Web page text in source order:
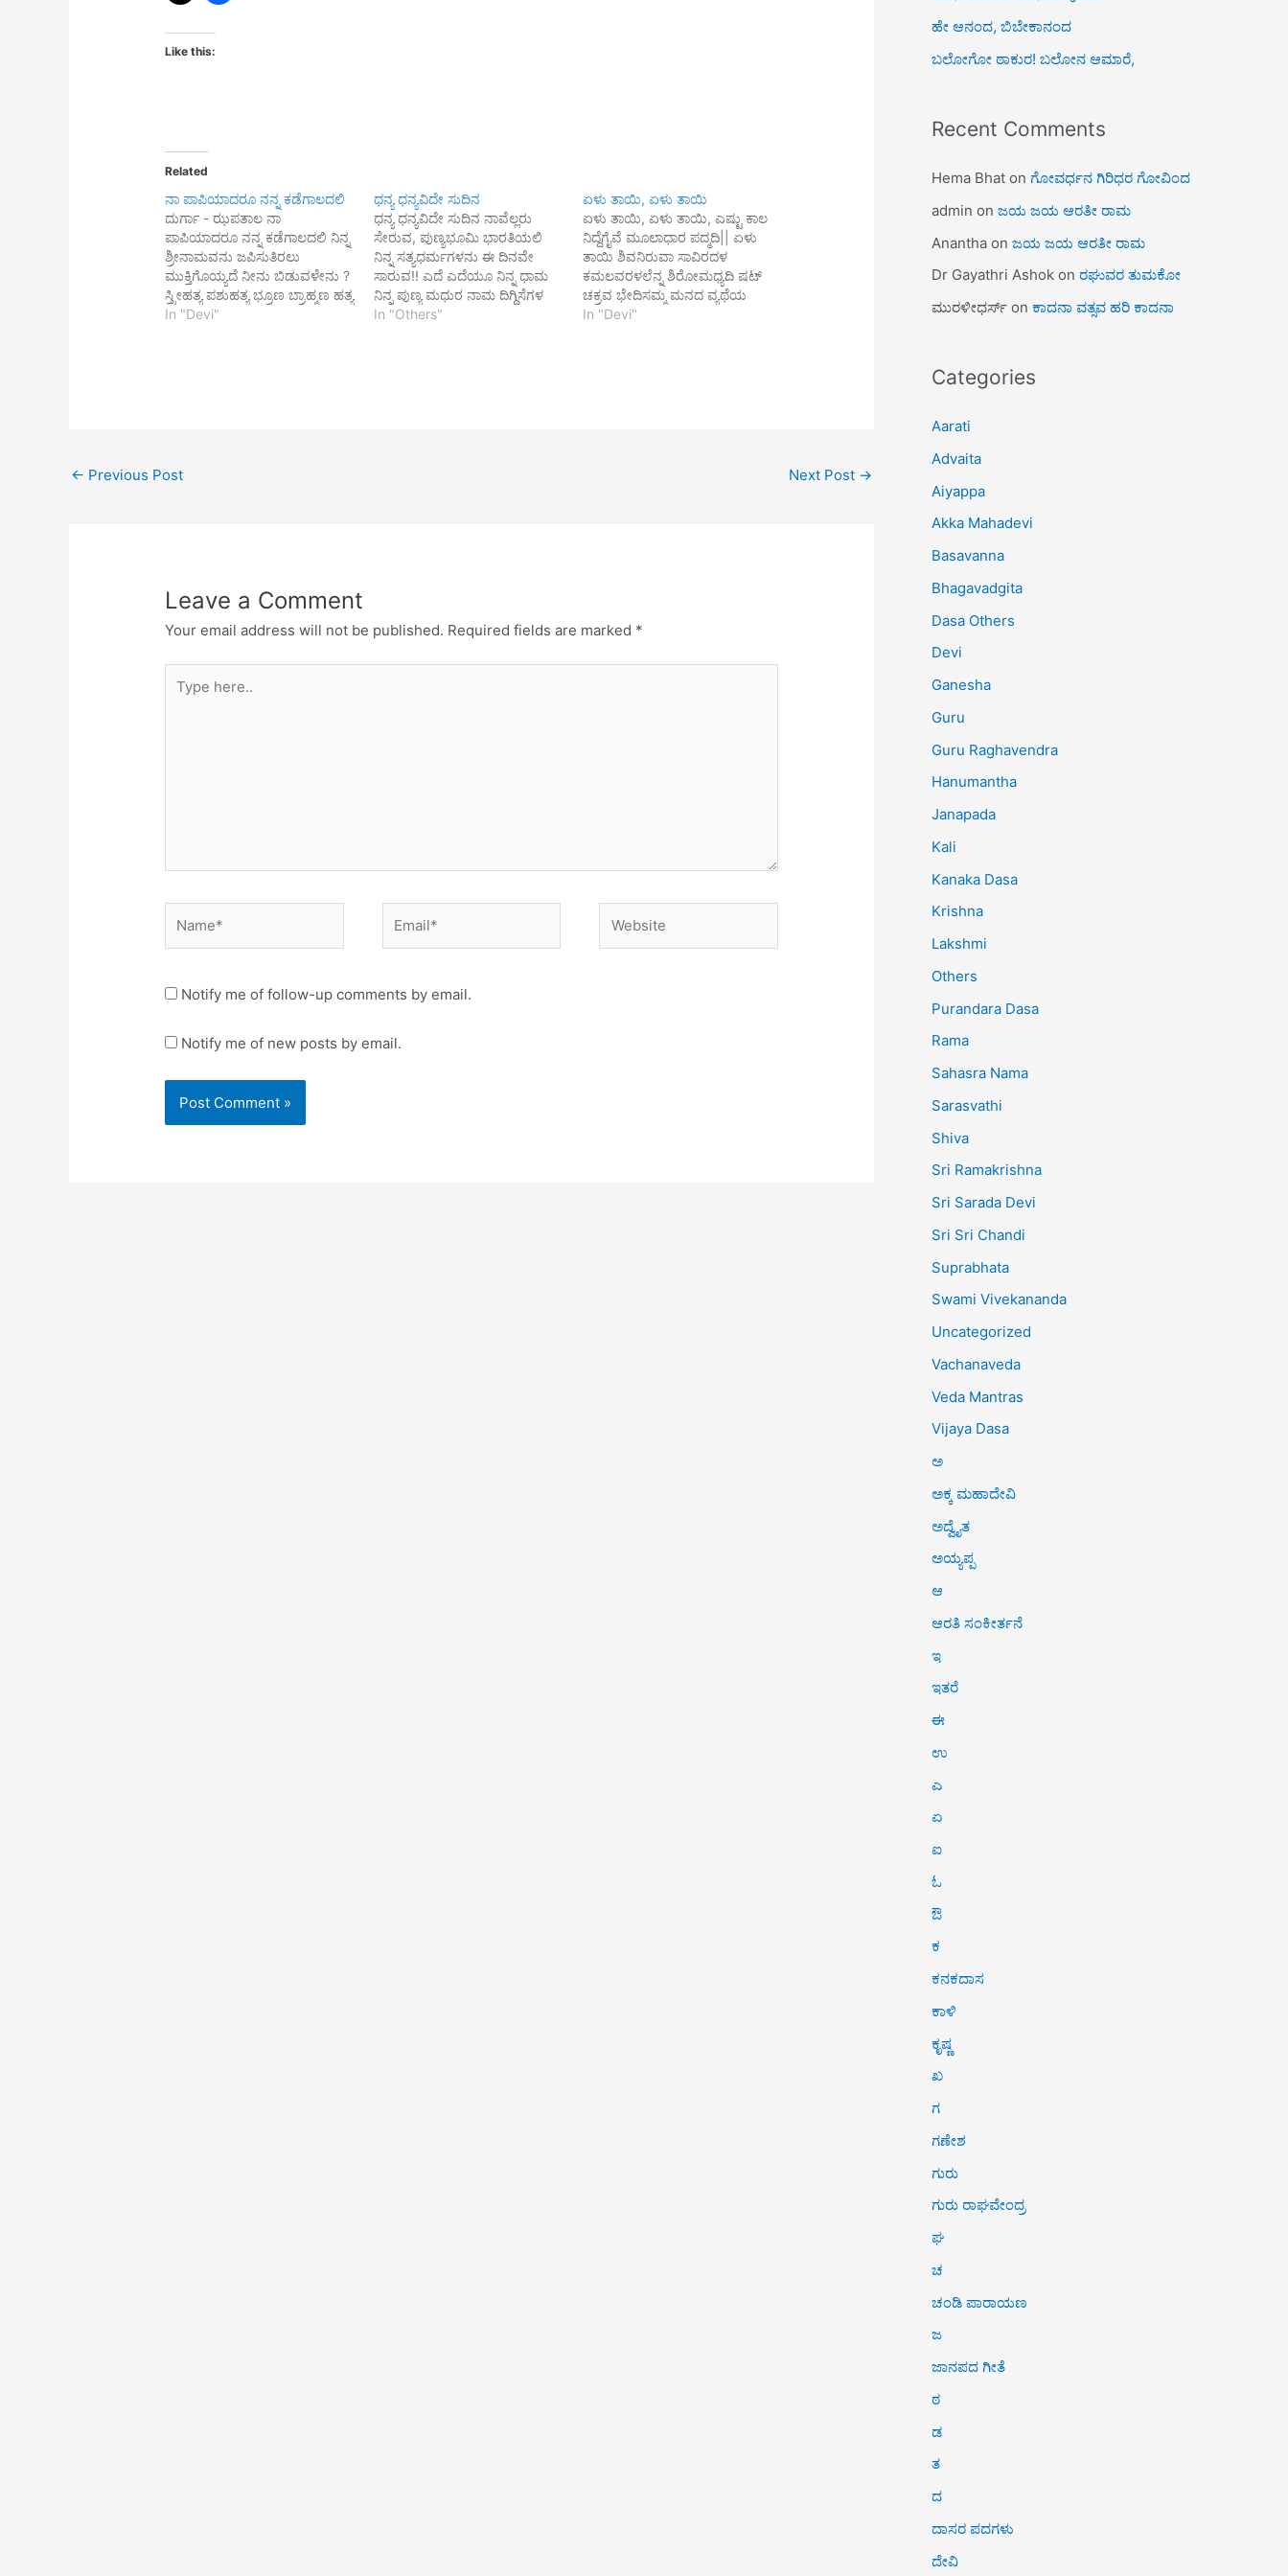
Like this:
Related
ನಾ ಪಾಪಿಯಾದರೂ ನನ್ನ ಕಡೆಗಾಲದಲಿ
ದುರ್ಗಾ - ಝಪತಾಲ ನಾ
ಪಾಪಿಯಾದರೂ ನನ್ನ ಕಡೆಗಾಲದಲಿ ನಿನ್ನ
ಶ್ರೀನಾಮವನು ಜಪಿಸುತಿರಲು
ಮುಕ್ತಿಗೊಯ್ಯದೆ ನೀನು ಬಿಡುವಳೇನು ?
ಸ್ತ್ರೀಹತ್ಯ ಪಶುಹತ್ಯ ಭ್ರೂಣ ಬ್ರಾಹ್ಮಣ ಹತ್ಯ
ಇನಿತೆಲ್ಲ ಪಾಪಗಳ ಮಾಡಿದ್ದರೂ ನಿನ್ನ
In "Devi"
ಧನ್ಯ ಧನ್ಯವಿದೇ ಸುದಿನ
ಧನ್ಯ ಧನ್ಯವಿದೇ ಸುದಿನ ನಾವೆಲ್ಲರು
ಸೇರುವ, ಪುಣ್ಯಭೂಮಿ ಭಾರತಿಯಲಿ
ನಿನ್ನ ಸತ್ಯಧರ್ಮಗಳನು ಈ ದಿನವೇ
ಸಾರುವ!! ಎದೆ ಎದೆಯೂ ನಿನ್ನ ಧಾಮ
ನಿನ್ನ ಪುಣ್ಯ ಮಧುರ ನಾಮ ದಿಗ್ದಿಸೆಗಳ
ತುಂಬಿದೆ! ಭಕ್ತವೃಂದ ನಿನ್ನಪಾರ
In "Others"
ಏಳು ತಾಯಿ, ಏಳು ತಾಯಿ
ಏಳು ತಾಯಿ, ಏಳು ತಾಯಿ, ಎಷ್ಟು ಕಾಲ
ನಿದ್ದೆಗೈವೆ ಮೂಲಾಧಾರ ಪದ್ಮದಿ|| ಏಳು
ತಾಯಿ ಶಿವನಿರುವಾ ಸಾವಿರದಳ
ಕಮಲವರಳಲೆನ್ನ ಶಿರೋಮಧ್ಯದಿ ಷಟ್
ಚಕ್ರವ ಭೇದಿಸಮ್ಮ ಮನದ ವ್ಯಥೆಯ
ನೀಗಿಸಮ್ಮ ಓ ಚೇತನ ರೂಪಿಣಿ||
In "Devi"
← Previous Post Next Post →
Leave a Comment
Your email address will not be published. Required fields are marked *
here..
Notify me of follow-up comments by email.
Notify me of new posts by email.
ಹೇ ಆನಂದ, ಬಿಬೇಕಾನಂದ
ಬಲೋಗೋ ಠಾಕುರ! ಬಲೋನ ಆಮಾರೆ,
Recent Comments
Hema Bhat on ಗೋವರ್ಧನ ಗಿರಿಧರ ಗೋವಿಂದ
admin on ಜಯ ಜಯ ಆರತೀ ರಾಮ
Anantha on ಜಯ ಜಯ ಆರತೀ ರಾಮ
Dr Gayathri Ashok on ರಘುವರ ತುಮಕೋ
ಮುರಳೀಧರ್ಸ್ on ಕಾದನಾ ವತ್ಸವ ಹರಿ ಕಾದನಾ
Categories
Aarati
Advaita
Aiyappa
Akka Mahadevi
Basavanna
Bhagavadgita
Dasa Others
Devi
Ganesha
Guru
Guru Raghavendra
Hanumantha
Janapada
Kali
Kanaka Dasa
Krishna
Lakshmi
Others
Purandara Dasa
Rama
Sahasra Nama
Sarasvathi
Shiva
Sri Ramakrishna
Sri Sarada Devi
Sri Sri Chandi
Suprabhata
Swami Vivekananda
Uncategorized
Vachanaveda
Veda Mantras
Vijaya Dasa
ಅ
ಅಕ್ಕ ಮಹಾದೇವಿ
ಅದ್ವೈತ
ಅಯ್ಯಪ್ಪ
ಆ
ಆರತಿ ಸಂಕೀರ್ತನೆ
ಇ
ಇತರೆ
ಈ
ಉ
ಎ
ಏ
ಐ
ಓ
ಔ
ಕ
ಕನಕದಾಸ
ಕಾಳಿ
ಕೃಷ್ಣ
ಖ
ಗ
ಗಣೇಶ
ಗುರು
ಗುರು ರಾಘವೇಂದ್ರ
ಘ
ಚ
ಚಂಡಿ ಪಾರಾಯಣ
ಜ
ಜಾನಪದ ಗೀತೆ
ಠ
ಡ
ತ
ದ
ದಾಸರ ಪದಗಳು
ದೇವಿ